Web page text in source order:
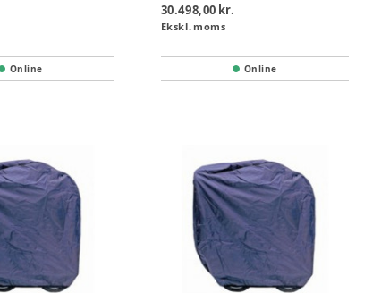
Online
30.498,00 kr.
Ekskl. moms
Online